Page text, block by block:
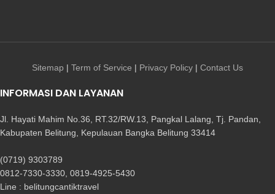
Sitemap | Term of Service | Privacy Policy | Contact Us
INFORMASI DAN LAYANAN
Jl. Hayati Mahim No.36, RT.32/RW.13, Pangkal Lalang, Tj. Pandan,
Kabupaten Belitung, Kepulauan Bangka Belitung 33414
(0719) 9303789
0812-7330-3330, 0819-4925-5430
Line : belitungcantiktravel